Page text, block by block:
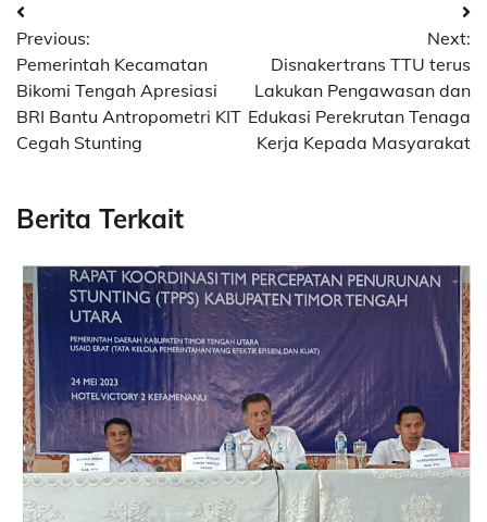
Post
navigation
Previous:
Pemerintah Kecamatan
Bikomi Tengah Apresiasi
BRI Bantu Antropometri KIT
Cegah Stunting
Next:
Disnakertrans TTU terus
Lakukan Pengawasan dan
Edukasi Perekrutan Tenaga
Kerja Kepada Masyarakat
Berita Terkait